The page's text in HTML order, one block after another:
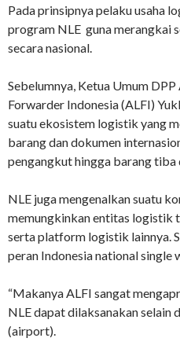
Pada prinsipnya pelaku usaha
program NLE guna merangkai
secara nasional.
Sebelumnya, Ketua Umum
Forwarder Indonesia (ALFI)
suatu ekosistem logistik yang
barang dan dokumen
pengangkut hingga barang tiba
NLE juga mengenalkan suatu
memungkinkan entitas logistik
serta platform logistik lainnya.
peran Indonesia national single
“Makanya ALFI sangat
NLE dapat dilaksanakan selain
(airport).